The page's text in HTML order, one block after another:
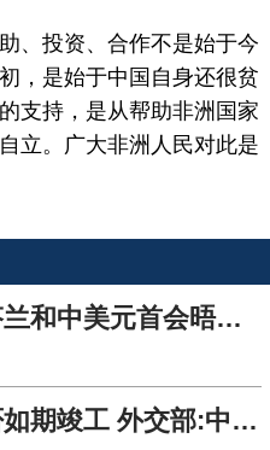
投资、合作不是始于今
，是始于中国自身还很贫
支持，是从帮助非洲国家
立。广大非洲人民对此是
外交部就习近平出访芬兰和中美元首会晤举行吹风会
日媒质疑雅万高铁能否如期竣工 外交部:中方充满信心